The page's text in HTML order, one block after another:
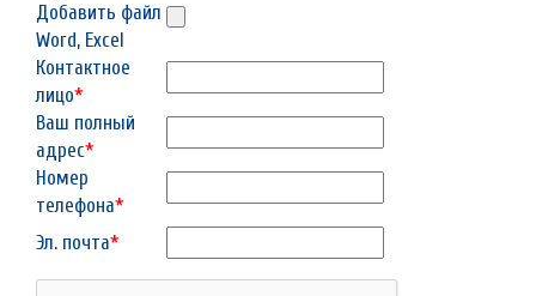
Добавить файл
Word, Excel
Контактное
лицо*
Ваш полный
адрес*
Номер
телефона*
Эл. почта*